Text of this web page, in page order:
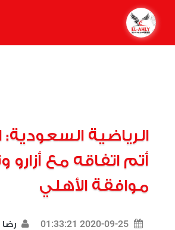
الرياضية السعودية:
أتم اتفاقه مع أزارو
موافقة الأهلي
2020-09-25 01:33:21